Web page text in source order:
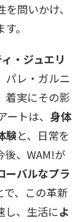
問いかけ、
。
・ジュエリ
パレ・ガルニ
着実にその影
トは、 身体
験と、日常を
後、WAM!が
ーバルなプラ
で、この革新
し、生活によ